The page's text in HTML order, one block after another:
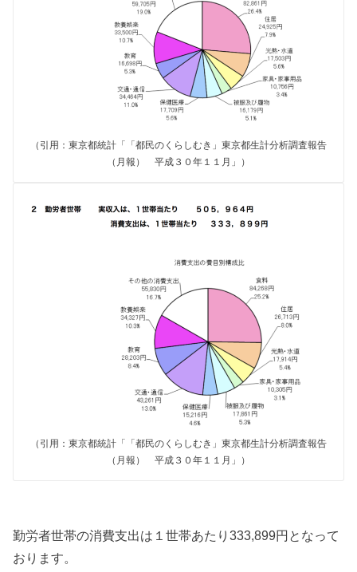
（引用：東京都統計「「都民のくらしむき」東京都生計分析調査報告
（月報） 平成３０年１１月」）
（引用：東京都統計「「都民のくらしむき」東京都生計分析調査報告
（月報） 平成３０年１１月」）
勤労者世帯の消費支出は１世帯あたり333,899円となって
おります。